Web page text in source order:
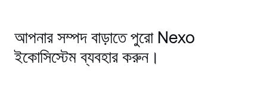
আপনার সম্পদ বাড়াতে পুরো Nexo
ইকোসিস্টেম ব্যবহার করুন।